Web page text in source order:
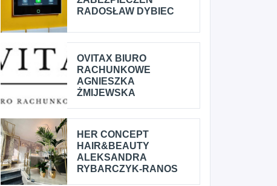
RADOSŁAW DYBIEC
OVITAX BIURO
RACHUNKOWE
AGNIESZKA
ŻMIJEWSKA
HER CONCEPT
HAIR&BEAUTY
ALEKSANDRA
RYBARCZYK-RANOS